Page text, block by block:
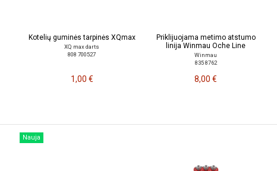
Kotelių guminės tarpinės XQmax
XQ max darts
808 700527
1,00 €
Priklijuojama metimo atstumo
linija Winmau Oche Line
Winmau
835 8762
8,00 €
Nauja